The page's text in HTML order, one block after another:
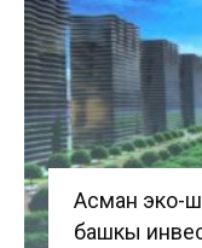
Асман эко-
башкы